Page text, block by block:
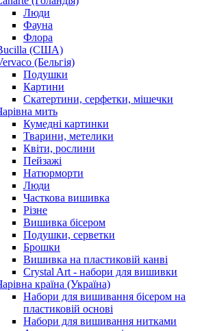
Люди
Фауна
Флора
(США)
(Бельгія)
Подушки
Картини
Скатертини, серфетки, мішечки
мить
Кумедні картинки
Тварини, метелики
Квіти, рослини
Пейзажі
Натюрморти
Люди
Часткова вишивка
Різне
Вишивка бісером
Подушки, серветки
Брошки
Вишивка на пластиковій канві
Crystal Art - набори для вишивки
країна (Україна)
Набори для вишивання бісером на
пластиковій основі
Набори для вишивання нитками